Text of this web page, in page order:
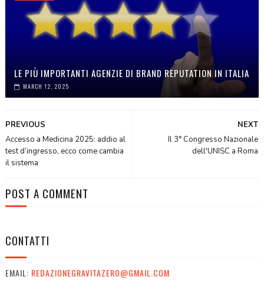
LE PIÙ IMPORTANTI AGENZIE DI BRAND REPUTATION IN ITALIA
MARCH 12, 2025
NEXT
Il 3° Congresso Nazionale
dell'UNISC a Roma
PREVIOUS
Accesso a Medicina 2025: addio al
test d’ingresso, ecco come cambia
il sistema
POST A COMMENT
CONTATTI
EMAIL: REDAZIONEGRAVITAZERO@GMAIL.COM